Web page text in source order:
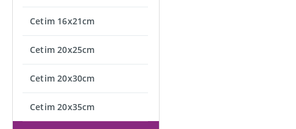
Cetim 16x21cm
Cetim 20x25cm
Cetim 20x30cm
Cetim 20x35cm